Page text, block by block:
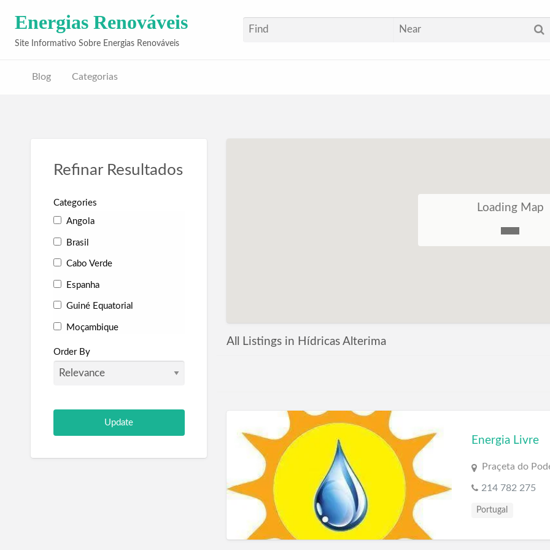
Energias Renováveis
Site Informativo Sobre Energias Renováveis
Blog Categorias
Refinar Resultados
Categories
Angola
Brasil
Cabo Verde
Espanha
Guiné Equatorial
Moçambique
Portugal
São Tomé e Príncipe
Order By
Loading Map
All Listings in Hídricas Alterima
Energia Livre
Praçeta do
214 782 275
Portugal